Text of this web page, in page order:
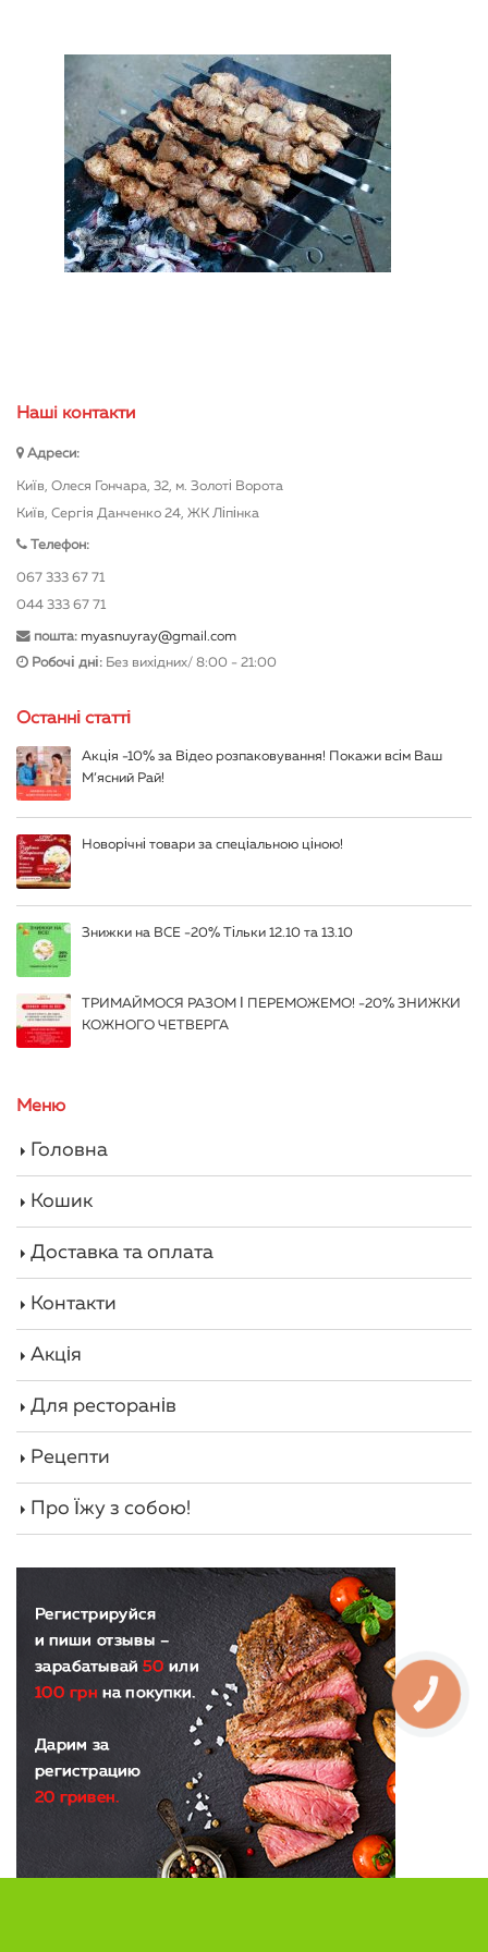
Нашi контакти
Адреси:
Київ, Олеся Гончара, 32, м. Золоті Ворота
Київ, Сергія Данченко 24, ЖК Ліпінка
Телефон:
067 333 67 71
044 333 67 71
пошта: myasnuyray@gmail.com
Робочі дні: Без вихідних/ 8:00 - 21:00
Останні статті
Акція -10% за Відео розпаковування! Покажи всім Ваш
М’ясний Рай!
Новорічні товари за спеціальною ціною!
Знижки на ВСЕ -20% Тільки 12.10 та 13.10
ТРИМАЙМОСЯ РАЗОМ І ПЕРЕМОЖЕМО! -20% ЗНИЖКИ
КОЖНОГО ЧЕТВЕРГА
Меню
Головна
Кошик
Доставка та оплата
Контакти
Акція
Для ресторанів
Рецепти
Про Їжу з собою!